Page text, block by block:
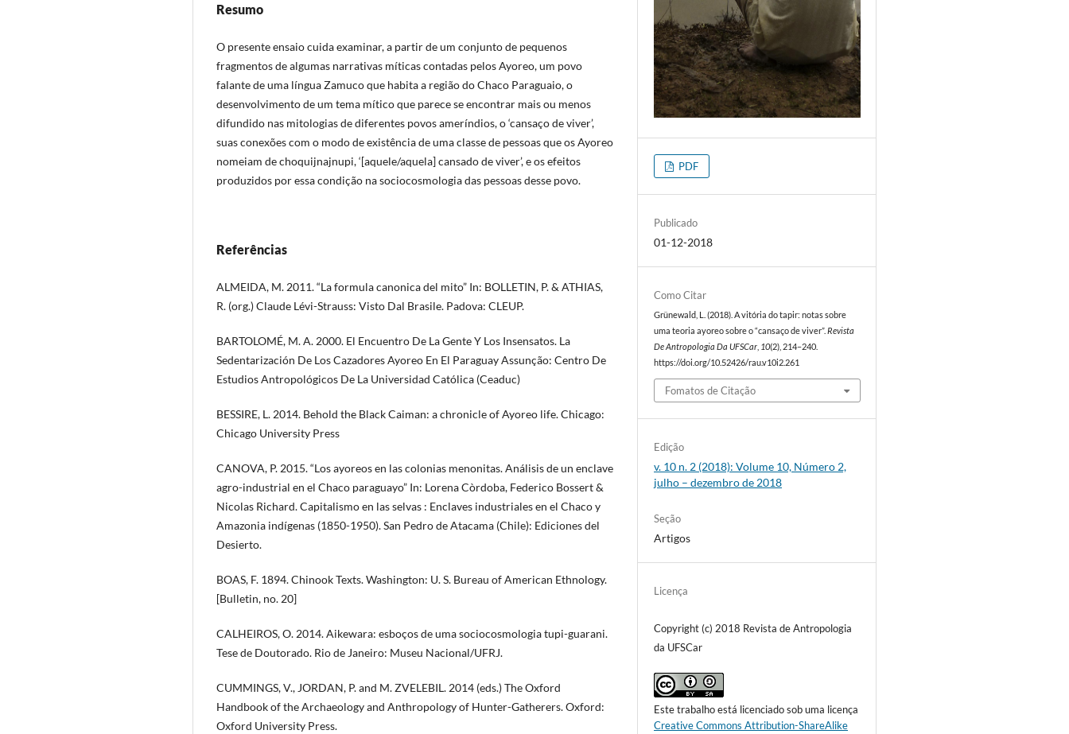
Resumo
O presente ensaio cuida examinar, a partir de um conjunto de pequenos
fragmentos de algumas narrativas míticas contadas pelos Ayoreo, um povo
falante de uma língua Zamuco que habita a região do Chaco Paraguaio, o
desenvolvimento de um tema mítico que parece se encontrar mais ou menos
difundido nas mitologias de diferentes povos ameríndios, o ‘cansaço de viver’,
suas conexões com o modo de existência de uma classe de pessoas que os Ayoreo
nomeiam de choquijnajnupi, ‘[aquele/aquela] cansado de viver’, e os efeitos
produzidos por essa condição na sociocosmologia das pessoas desse povo.
Referências
ALMEIDA, M. 2011. “La formula canonica del mito” In: BOLLETIN, P. & ATHIAS,
R. (org.) Claude Lévi-Strauss: Visto Dal Brasile. Padova: CLEUP.
BARTOLOMÉ, M. A. 2000. El Encuentro De La Gente Y Los Insensatos. La
Sedentarización De Los Cazadores Ayoreo En El Paraguay Assunção: Centro De
Estudios Antropológicos De La Universidad Católica (Ceaduc)
BESSIRE, L. 2014. Behold the Black Caiman: a chronicle of Ayoreo life. Chicago:
Chicago University Press
CANOVA, P. 2015. “Los ayoreos en las colonias menonitas. Análisis de un enclave
agro-industrial en el Chaco paraguayo” In: Lorena Còrdoba, Federico Bossert &
Nicolas Richard. Capitalismo en las selvas : Enclaves industriales en el Chaco y
Amazonia indígenas (1850-1950). San Pedro de Atacama (Chile): Ediciones del
Desierto.
BOAS, F. 1894. Chinook Texts. Washington: U. S. Bureau of American Ethnology.
[Bulletin, no. 20]
CALHEIROS, O. 2014. Aikewara: esboços de uma sociocosmologia tupi-guarani.
Tese de Doutorado. Rio de Janeiro: Museu Nacional/UFRJ.
CUMMINGS, V., JORDAN, P. and M. ZVELEBIL. 2014 (eds.) The Oxford
Handbook of the Archaeology and Anthropology of Hunter-Gatherers. Oxford:
Oxford University Press.
PDF
Publicado
01-12-2018
Como Citar
Grünewald, L. (2018). A vitória do tapir: notas sobre
uma teoria ayoreo sobre o “cansaço de viver”.Revista
De Antropologia Da UFSCar 10(2), 214–240.
https://doi.org/10.52426/rau.v10i2.261
Fomatos de Citação
Edição
v. 10 n. 2 (2018): Volume 10, Número 2,
julho – dezembro de 2018
Seção
Artigos
Licença
Copyright (c) 2018 Revista de Antropologia
da UFSCar
Este trabalho está licenciado sob uma licença
Creative Commons Attribution-ShareAlike